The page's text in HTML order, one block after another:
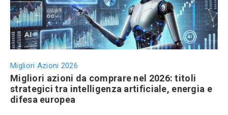
Migliori Azioni 2026
Migliori azioni da comprare nel 2026: titoli
strategici tra intelligenza artificiale, energia e
difesa europea